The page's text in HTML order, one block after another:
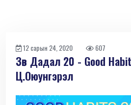
12 сарын 24, 2020 607
Зөв Дадал 20 - Good
Ц.Оюунгэрэл